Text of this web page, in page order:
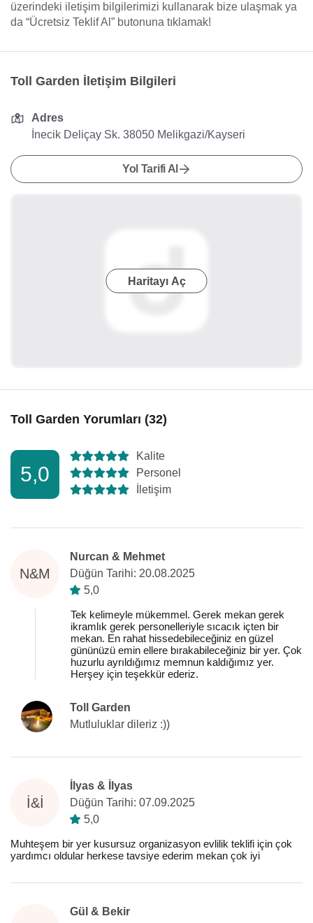
üzerindeki iletişim bilgilerimizi kullanarak bize ulaşmak ya
da “Ücretsiz Teklif Al” butonuna tıklamak!
Toll Garden İletişim Bilgileri
Adres
İnecik Deliçay Sk. 38050 Melikgazi/Kayseri
Yol Tarifi Al
Haritayı Aç
Toll Garden Yorumları (32)
5,0
Kalite
Personel
İletişim
N&M
Nurcan & Mehmet
Düğün Tarihi: 20.08.2025
5,0
Tek kelimeyle mükemmel. Gerek mekan gerek
ikramlık gerek personelleriyle sıcacık içten bir
mekan. En rahat hissedebileceğiniz en güzel
gününüzü emin ellere bırakabileceğiniz bir yer. Çok
huzurlu ayrıldığımız memnun kaldığımız yer.
Herşey için teşekkür ederiz.
Toll Garden
Mutluluklar dileriz :))
İ&İ
İlyas & İlyas
Düğün Tarihi: 07.09.2025
5,0
Muhteşem bir yer kusursuz organizasyon evlilik teklifi için çok
yardımcı oldular herkese tavsiye ederim mekan çok iyi
Gül & Bekir